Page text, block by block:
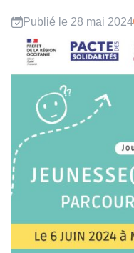
Publié le 28 mai 2024